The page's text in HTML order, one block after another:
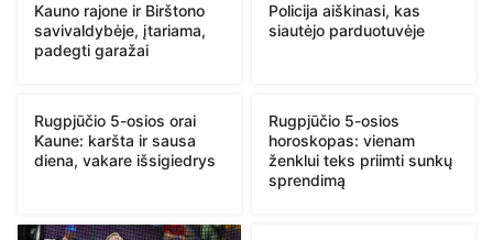
Kauno rajone ir Birštono
savivaldybėje, įtariama,
padegti garažai
Policija aiškinasi, kas
siautėjo parduotuvėje
Rugpjūčio 5-osios orai
Kaune: karšta ir sausa
diena, vakare išsigiedrys
Rugpjūčio 5-osios
horoskopas: vienam
ženklui teks priimti sunkų
sprendimą